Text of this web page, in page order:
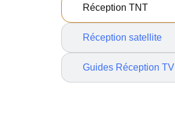
Réception TNT
Réception satellite
Guides Réception TV